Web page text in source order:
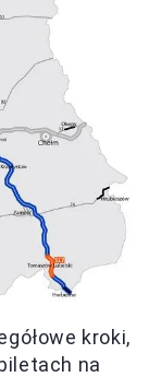
kroki,
na